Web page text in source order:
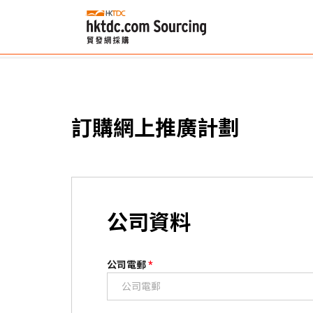
訂購網上推廣計劃
公司資料
公司電郵*